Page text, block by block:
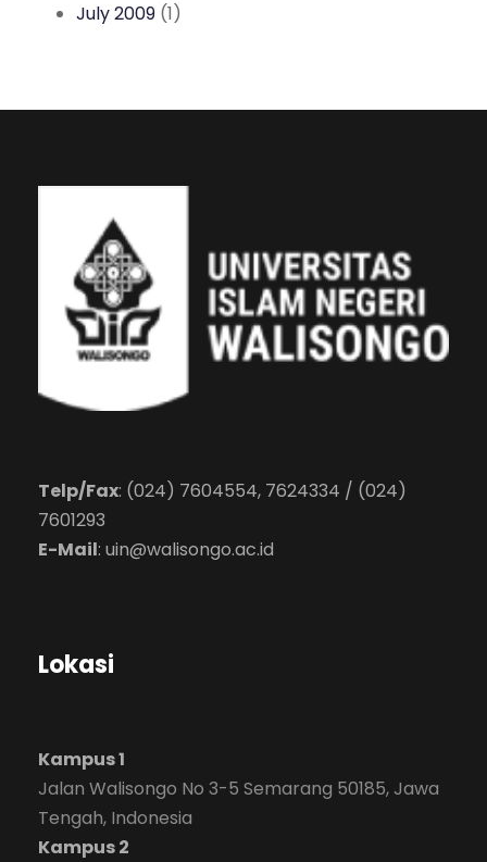
July 2009 (1)
Telp/Fax: (024) 7604554, 7624334 / (024)
7601293
E-Mail: uin@walisongo.ac.id
Lokasi
Kampus 1
Jalan Walisongo No 3-5 Semarang 50185, Jawa
Tengah, Indonesia
Kampus 2